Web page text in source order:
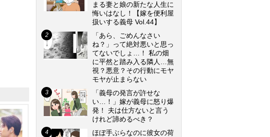
まる妻と娘の新たな人生に
悔いはなし！【嫁を便利屋
扱いする義母 Vol.44】
「あら、ごめんなさい
ね？」って絶対悪いと思っ
てないでしょ…！ 私の畑
に平然と踏み入る隣人…無
視？悪意？その行動にモヤ
モヤが止まらない
「義母の発言が許せな
い…！」嫁が義母に怒り爆
発！ 夫は仕方ないと言う
けれど諦めるべき？
ほぼ手ぶらなのに彼女の荷